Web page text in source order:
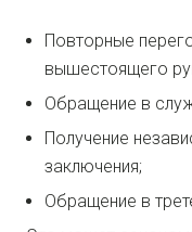
Повторные
вышестоящего
Обращение в
Получение
заключения;
Обращение в